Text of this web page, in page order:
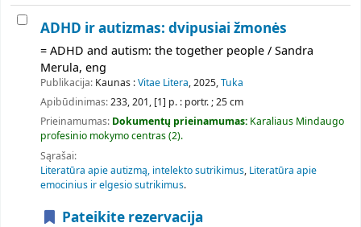
ADHD ir autizmas: dvipusiai žmonės
= ADHD and autism: the together people / Sandra
Merula, eng
Publikacija: Kaunas :Vitae Litera, 2025,Tuka
Apibūdinimas:233, 201, [1] p. : portr. ; 25 cm
Prieinamumas: Dokumentų prieinamumas: Karaliaus Mindaugo
profesinio mokymo centras(2).
Sąrašai:
Literatūra apie autizmą, intelekto sutrikimus, Literatūra apie
emocinius ir elgesio sutrikimus.
Pateikite rezervacija